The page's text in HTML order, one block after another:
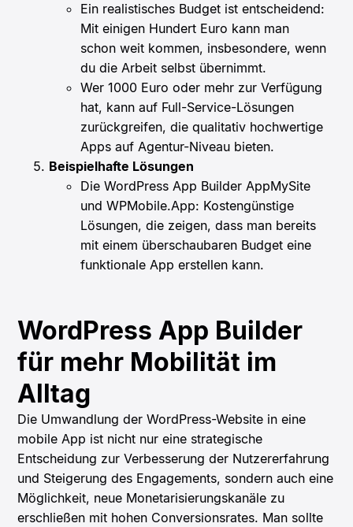
Ein realistisches Budget ist entscheidend:
Mit einigen Hundert Euro kann man
schon weit kommen, insbesondere, wenn
du die Arbeit selbst übernimmt.
Wer 1000 Euro oder mehr zur Verfügung
hat, kann auf Full-Service-Lösungen
zurückgreifen, die qualitativ hochwertige
Apps auf Agentur-Niveau bieten.
Beispielhafte Lösungen
Die WordPress App Builder AppMySite
und WPMobile.App: Kostengünstige
Lösungen, die zeigen, dass man bereits
mit einem überschaubaren Budget eine
funktionale App erstellen kann.
WordPress App Builder
für mehr Mobilität im
Alltag
Die Umwandlung der WordPress-Website in eine
mobile App ist nicht nur eine strategische
Entscheidung zur Verbesserung der Nutzererfahrung
und Steigerung des Engagements, sondern auch eine
Möglichkeit, neue Monetarisierungskanäle zu
erschließen mit hohen Conversionsrates. Man sollte